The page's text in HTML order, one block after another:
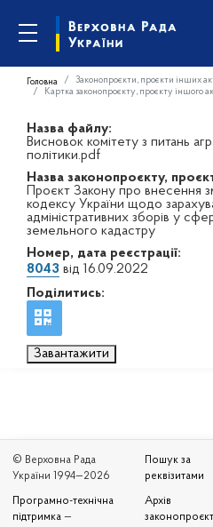
Головна Законопроєкти, проєкти інших
Картка законопроєкту, проєкту іншого
Назва файлу:
Висновок комітету з питань
політики.pdf
Назва законопроєкту,
Проєкт Закону про внесення
кодексу України щодо
адміністративних зборів у
земельного кадастру
Номер, дата реєстрації:
8043 від 16.09.2022
Поділитись:
Завантажити
© Верховна Рада
України 1994—2026
Програмно-технічна
підтримка —
Пошук за
реквізитами
Архів